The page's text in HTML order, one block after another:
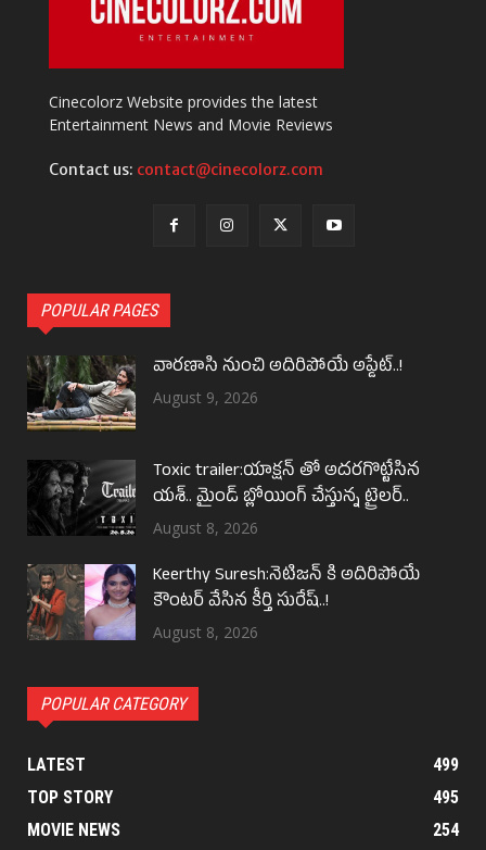
Cinecolorz Website provides the latest
Entertainment News and Movie Reviews
Contact us: contact@cinecolorz.com
POPULAR PAGES
వారణాసి నుంచి అదిరిపోయే అప్డేట్..!
August 9, 2026
Toxic trailer:యాక్షన్ తో అదరగొట్టేసిన
యశ్.. మైండ్ బ్లోయింగ్ చేస్తున్న ట్రైలర్..
August 8, 2026
Keerthy Suresh:నెటిజన్ కి అదిరిపోయే
కౌంటర్ వేసిన కీర్తి సురేష్..!
August 8, 2026
POPULAR CATEGORY
LATEST
499
TOP STORY
495
MOVIE NEWS
254